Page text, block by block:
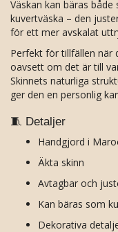
Väskan kan bäras
kuvertväska – den
för ett mer avskalat
Perfekt för tillfällen när
oavsett om det är till
Skinnets naturliga
ger den en personlig
🧵 Detaljer
Handgjord i
Äkta skinn
Avtagbar och
Kan bäras som
Dekorativa